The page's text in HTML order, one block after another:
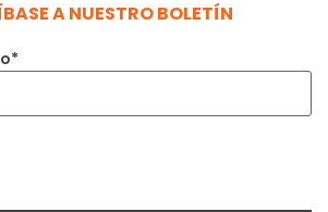
A NUESTRO BOLETÍN